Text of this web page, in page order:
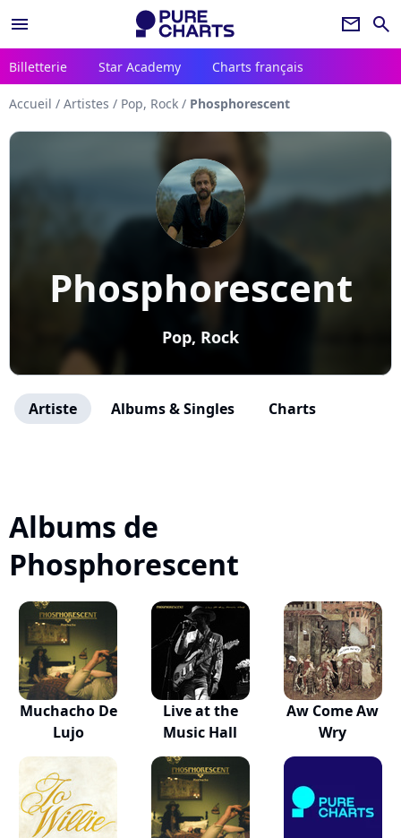
menu newsletter search
Billetterie Star Academy Charts français
Accueil / Artistes / Pop, Rock / Phosphorescent
Phosphorescent
Pop, Rock
Artiste Albums & Singles Charts
Albums de
Phosphorescent
Muchacho De
Lujo
Live at the
Music Hall
Aw Come Aw
Wry